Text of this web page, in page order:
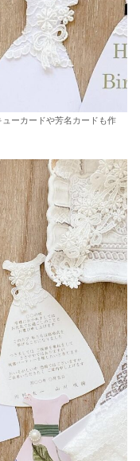
ーカードや芳名カードも作